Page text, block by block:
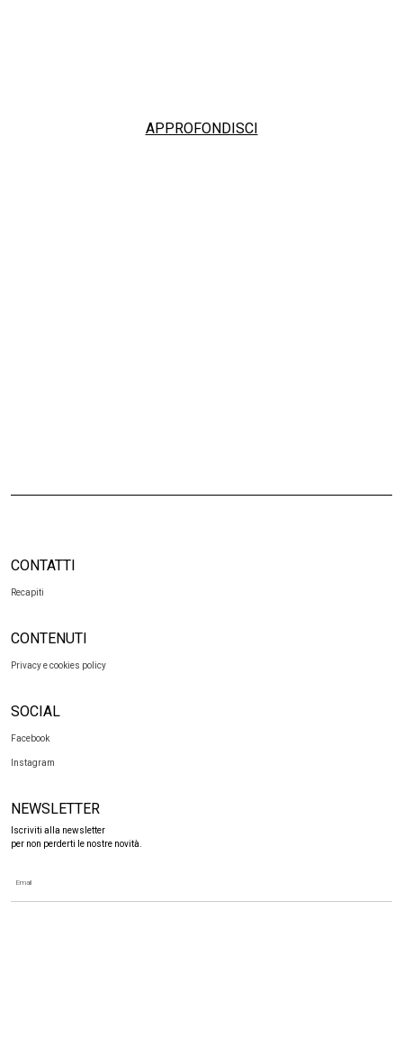
APPROFONDISCI
CONTATTI
Recapiti
CONTENUTI
Privacy e cookies policy
SOCIAL
Facebook
Instagram
NEWSLETTER
Iscriviti alla newsletter
per non perderti le nostre novità.